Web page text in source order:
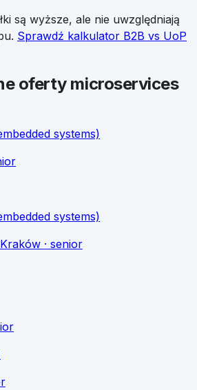
są wyższe, ale nie uwzględniają
Sprawdź kalkulator B2B vs UoP
oferty microservices
systems)
systems)
Kraków · senior